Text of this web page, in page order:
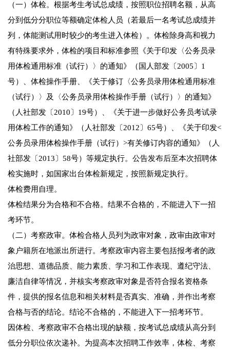
（一）体检。根据考生考试总成绩，按照职位招聘名额，从高
分到低分分职位等额确定体检人员（若最后一名考试总成绩并
列，体能测试用时较少的考生进入体检）。体检除身高和视力
有特殊要求外，体检的项目和标准参照《关于印发〈公务员录
用体检通用标准（试行）〉的通知》（国人部发〔2005〕1
号）、体检操作手册、《关于修订〈公务员录用体检通用标准
（试行）〉及〈公务员录用体检操作手册（试行）〉的通知》
（人社部发〔2010〕19号）、《关于进一步做好公务员考试录
用体检工作的通知》（人社部发〔2012〕65号）、《关于印发<
公务员录用体检操作手册（试行）>有关修订内容的通知》（人
社部发〔2013〕58号）等规定执行。公告发布后至本次招聘体
检实施时，如国家出台体检新规定，按照新规定执行。
体检费用自理。
体检结果分为合格和不合格。结果不合格的，不能进入下一招
考环节。
（二）考察政审。体检合格人员列为政审对象，政审由政审对
象户籍所在地派出所进行。考察政审内容主要包括报考者的政
治思想、道德品质、能力素质、学习和工作表现、遵纪守法、
廉洁自律等情况，并核实考察政审对象是否符合报名资格条
件，提供的报名信息和相关材料是否真实、准确，并作出考察
合格与否的结论。结论不合格的，不能进入下一招考环节。
因体检、考察政审不合格出现的缺额，按考试总成绩从高分到
低分分职位依次递补。为提高本次招聘工作效率，体检、考察